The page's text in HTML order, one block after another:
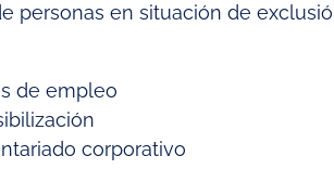
personas en situación de
de empleo
corporativo